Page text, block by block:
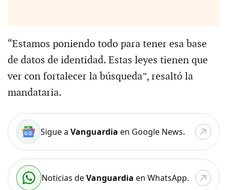
“Estamos poniendo todo para tener esa base
de datos de identidad. Estas leyes tienen que
ver con fortalecer la búsqueda”, resaltó la
mandataria.
Sigue a Vanguardia en Google News.
Noticias deVanguardia en WhatsApp.